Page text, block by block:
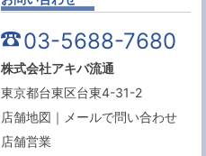
03-5688-7680
株式会社アキバ流通
東京都台東区台東4-31-2
店舗地図 ｜ メールで問い合わせ
店舗営業